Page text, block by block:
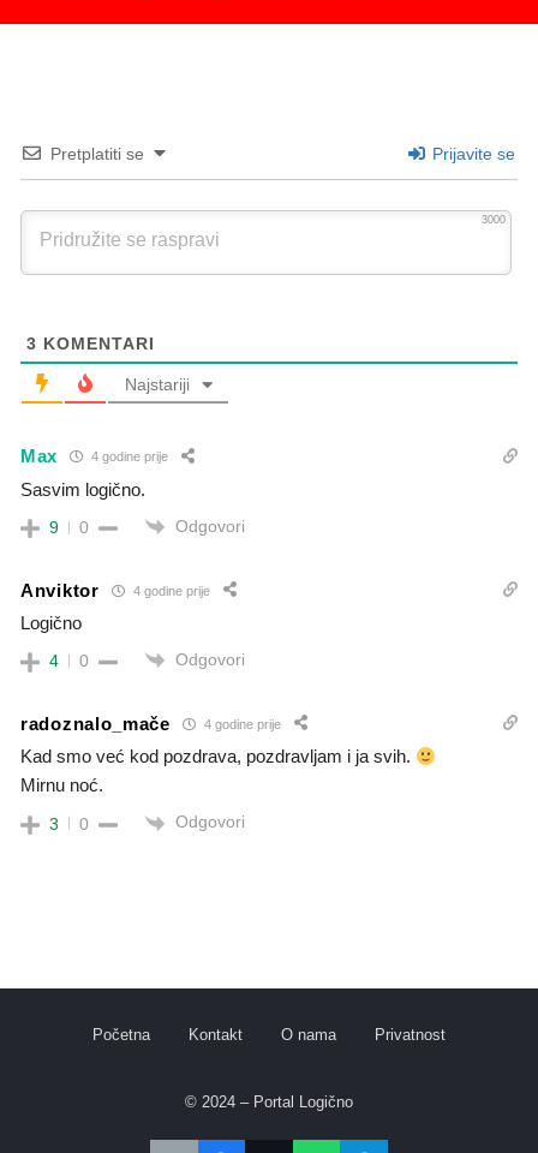
Pretplatiti se Prijavite se
3000
3 KOMENTARI
Najstariji
Max 4 godine prije
Sasvim logično.
9 0 Odgovori
Anviktor 4 godine prije
Logično
4 0 Odgovori
radoznalo_mače 4 godine prije
Kad smo već kod pozdrava, pozdravljam i ja svih.
Mirnu noć.
3 0 Odgovori
Početna Kontakt O nama Privatnost
© 2024 – Portal Logično